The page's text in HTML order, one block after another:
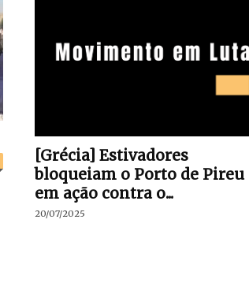
[Grécia] Estivadores
bloqueiam o Porto de Pireu
em ação contra o...
20/07/2025